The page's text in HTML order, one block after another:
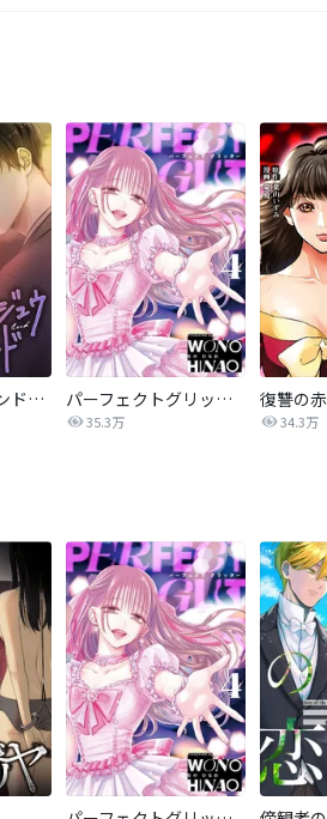
シンジュウエンド【タテヨミ】 パーフェクトグリッター
35.3万 34.3万